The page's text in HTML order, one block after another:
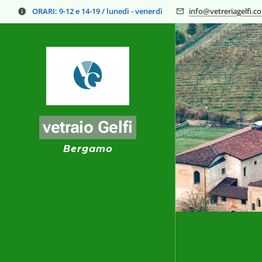
ORARI: 9-12 e 14-19 / lunedì - venerdì
vetraio Gelfi
Bergamo